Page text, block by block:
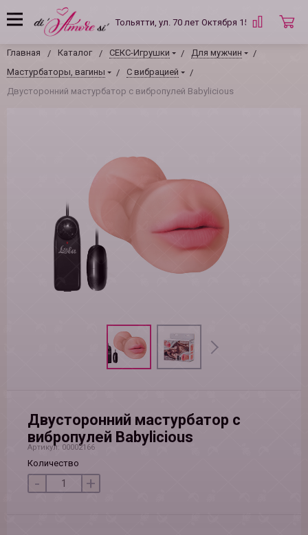
Тольятти, ул. 70 лет Октября 15 Б
Главная Каталог СЕКС-Игрушки
Для мужчин
Мастурбаторы, вагины
С вибрацией
Двусторонний мастурбатор с вибропулей Babylicious
Двусторонний мастурбатор с
вибропулей Babylicious
Артикул: 00002166
Количество
- +